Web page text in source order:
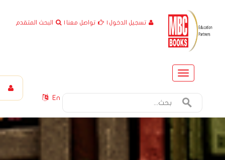
| البحث المتقدم | تواصل معنا تسجيل الدخول
Toggle
navigation
En